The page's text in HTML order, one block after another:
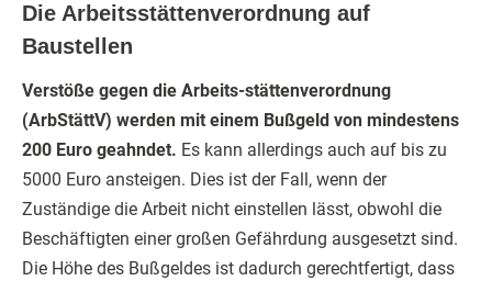
Die Arbeitsstättenverordnung auf
Baustellen
Verstöße gegen die Arbeits-stättenverordnung
(ArbStättV) werden mit einem Bußgeld von mindestens
200 Euro geahndet. Es kann allerdings auch auf bis zu
5000 Euro ansteigen. Dies ist der Fall, wenn der
Zuständige die Arbeit nicht einstellen lässt, obwohl die
Beschäftigten einer großen Gefährdung ausgesetzt sind.
Die Höhe des Bußgeldes ist dadurch gerechtfertigt, dass